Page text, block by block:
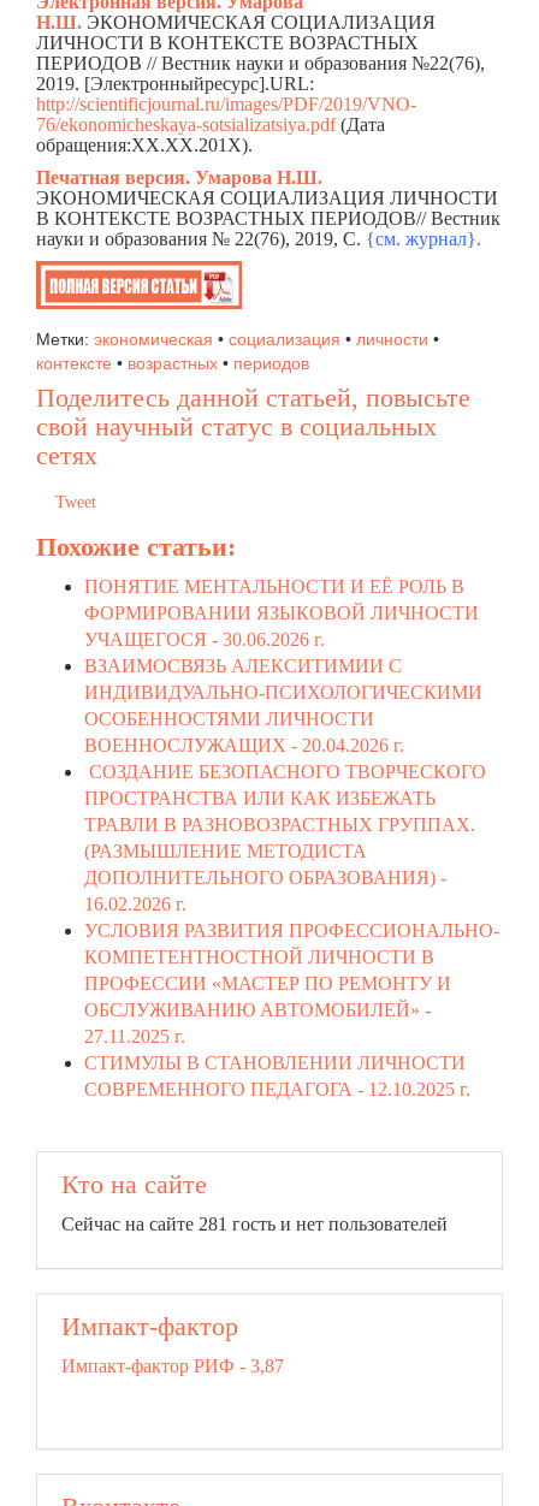
Н.Ш. ЭКОНОМИЧЕСКАЯ СОЦИАЛИЗАЦИЯ
ЛИЧНОСТИ В КОНТЕКСТЕ ВОЗРАСТНЫХ
ПЕРИОДОВ // Вестник науки и образования №22(76),
2019. [Электронныйресурс].URL:
http://scientificjournal.ru/images/PDF/2019/VNO-
76/ekonomicheskaya-sotsializatsiya.pdf(Дата
обращения:ХХ.ХХ.201Х).
Печатная версия. Умарова Н.Ш.
ЭКОНОМИЧЕСКАЯ СОЦИАЛИЗАЦИЯ ЛИЧНОСТИ
В КОНТЕКСТЕ ВОЗРАСТНЫХ ПЕРИОДОВ// Вестник
науки и образования № 22(76), 2019, C. {см. журнал}.
Метки: экономическая • социализация • личности •
контексте • возрастных • периодов
Поделитесь данной статьей, повысьте
свой научный статус в социальных
сетях
Tweet
Похожие статьи:
ПОНЯТИЕ МЕНТАЛЬНОСТИ И ЕЁ РОЛЬ В
ФОРМИРОВАНИИ ЯЗЫКОВОЙ ЛИЧНОСТИ
УЧАЩЕГОСЯ - 30.06.2026 г.
ВЗАИМОСВЯЗЬ АЛЕКСИТИМИИ С
ИНДИВИДУАЛЬНО-ПСИХОЛОГИЧЕСКИМИ
ОСОБЕННОСТЯМИ ЛИЧНОСТИ
ВОЕННОСЛУЖАЩИХ - 20.04.2026 г.
СОЗДАНИЕ БЕЗОПАСНОГО ТВОРЧЕСКОГО
ПРОСТРАНСТВА ИЛИ КАК ИЗБЕЖАТЬ
ТРАВЛИ В РАЗНОВОЗРАСТНЫХ ГРУППАХ.
(РАЗМЫШЛЕНИЕ МЕТОДИСТА
ДОПОЛНИТЕЛЬНОГО ОБРАЗОВАНИЯ) -
16.02.2026 г.
УСЛОВИЯ РАЗВИТИЯ ПРОФЕССИОНАЛЬНО-
КОМПЕТЕНТНОСТНОЙ ЛИЧНОСТИ В
ПРОФЕССИИ «МАСТЕР ПО РЕМОНТУ И
ОБСЛУЖИВАНИЮ АВТОМОБИЛЕЙ» -
27.11.2025 г.
СТИМУЛЫ В СТАНОВЛЕНИИ ЛИЧНОСТИ
СОВРЕМЕННОГО ПЕДАГОГА - 12.10.2025 г.
Кто на сайте
Сейчас на сайте 281 гость и нет пользователей
Импакт-фактор
Импакт-фактор РИФ - 3,87